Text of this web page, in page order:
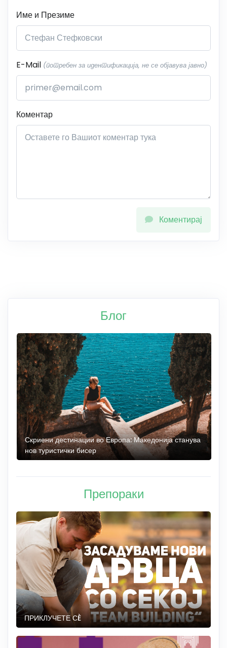
Име и Презиме
E-Mail (потребен за идентификација, не се објавува јавно)
Коментар
Коментирај
Блог
Скриени дестинации во Европа: Македонија станува
нов туристички бисер
Препораки
ПРИКЛУЧЕТЕ СÈ